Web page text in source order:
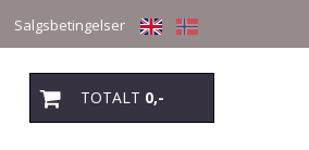
Salgsbetingelser
TOTALT 0,-